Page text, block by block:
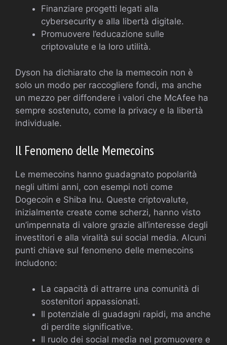
Finanziare progetti legati alla
cybersecurity e alla libertà digitale.
Promuovere l’educazione sulle
criptovalute e la loro utilità.
Dyson ha dichiarato che la memecoin non è
solo un modo per raccogliere fondi, ma anche
un mezzo per diffondere i valori che McAfee ha
sempre sostenuto, come la privacy e la libertà
individuale.
Il Fenomeno delle Memecoins
Le memecoins hanno guadagnato popolarità
negli ultimi anni, con esempi noti come
Dogecoin e Shiba Inu. Queste criptovalute,
inizialmente create come scherzi, hanno visto
un’impennata di valore grazie all’interesse degli
investitori e alla viralità sui social media. Alcuni
punti chiave sul fenomeno delle memecoins
includono:
La capacità di attrarre una comunità di
sostenitori appassionati.
Il potenziale di guadagni rapidi, ma anche
di perdite significative.
Il ruolo dei social media nel promuovere e